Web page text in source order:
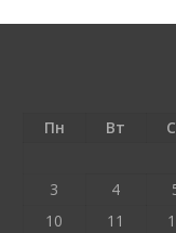
e
o
ittai
Пн Вт
3
4
10
11